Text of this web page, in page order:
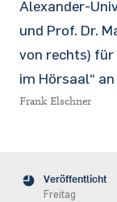
Alexander-
und Prof. Dr.
von rechts) für
im Hörsaal“
Frank Elschner
Veröffentlicht
Freitag